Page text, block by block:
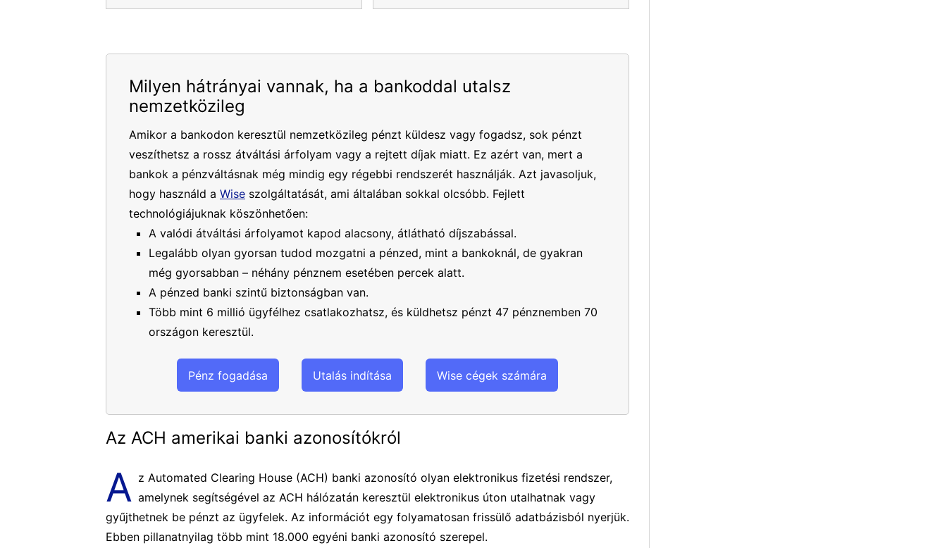
Milyen hátrányai vannak, ha a bankoddal utalsz
nemzetközileg
Amikor a bankodon keresztül nemzetközileg pénzt küldesz vagy fogadsz, sok pénzt
veszíthetsz a rossz átváltási árfolyam vagy a rejtett díjak miatt. Ez azért van, mert a
bankok a pénzváltásnak még mindig egy régebbi rendszerét használják. Azt javasoljuk,
hogy használd a Wise szolgáltatását, ami általában sokkal olcsóbb. Fejlett
technológiájuknak köszönhetően:
A valódi átváltási árfolyamot kapod alacsony, átlátható díjszabással.
Legalább olyan gyorsan tudod mozgatni a pénzed, mint a bankoknál, de gyakran
még gyorsabban – néhány pénznem esetében percek alatt.
A pénzed banki szintű biztonságban van.
Több mint 6 millió ügyfélhez csatlakozhatsz, és küldhetsz pénzt 47 pénznemben 70
országon keresztül.
Pénz fogadása Utalás indítása Wise cégek számára
Az ACH amerikai banki azonosítókról
A z Automated Clearing House (ACH) banki azonosító olyan elektronikus fizetési rendszer,
amelynek segítségével az ACH hálózatán keresztül elektronikus úton utalhatnak vagy
gyűjthetnek be pénzt az ügyfelek. Az információt egy folyamatosan frissülő adatbázisból nyerjük.
Ebben pillanatnyilag több mint 18.000 egyéni banki azonosító szerepel.